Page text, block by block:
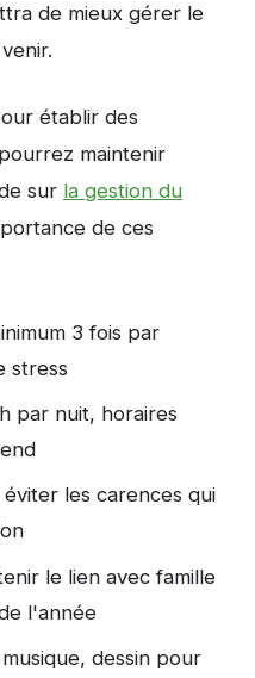
de mieux gérer le
établir des
maintenir
sur la gestion du
de ces
3 fois par
stress
par nuit, horaires
les carences qui
le lien avec famille
l'année
dessin pour